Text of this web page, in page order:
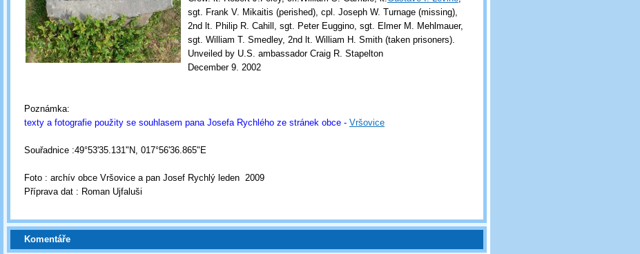
sgt. Frank V. Mikaitis (perished), cpl. Joseph W. Turnage (missing),
2nd lt. Philip R. Cahill, sgt. Peter Euggino, sgt. Elmer M. Mehlmauer,
sgt. William T. Smedley, 2nd lt. William H. Smith (taken prisoners).
Unveiled by U.S. ambassador Craig R. Stapelton
December 9. 2002
Poznámka:
texty a fotografie použity se souhlasem pana Josefa Rychlého ze stránek obce - Vršovice
Souřadnice :49°53'35.131"N, 017°56'36.865"E
Foto : archív obce Vršovice a pan Josef Rychlý leden 2009
Příprava dat : Roman Ujfaluši
Komentáře